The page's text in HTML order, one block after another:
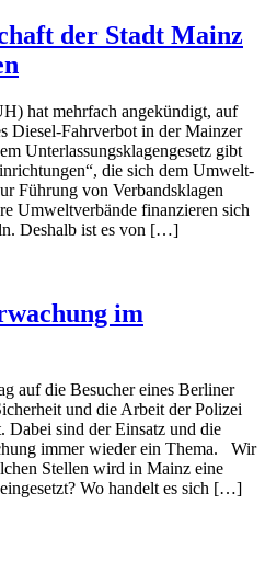
der Stadt Mainz
hat mehrfach angekündigt, auf
Diesel-Fahrverbot in der Mainzer
Unterlassungsklagengesetz gibt
die sich dem Umwelt-
Führung von Verbandsklagen
Umweltverbände finanzieren sich
Deshalb ist es von […]
im
auf die Besucher eines Berliner
und die Arbeit der Polizei
sind der Einsatz und die
immer wieder ein Thema. Wir
Stellen wird in Mainz eine
Wo handelt es sich […]